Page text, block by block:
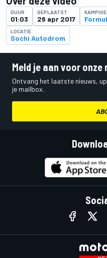
DUUR
01:03
GEPLAATST
26 apr 2017
LOCATIE
Sochi Autodrom
Meld je aan voor onze
Ontvang het laatste nieuws,
je mailbox.